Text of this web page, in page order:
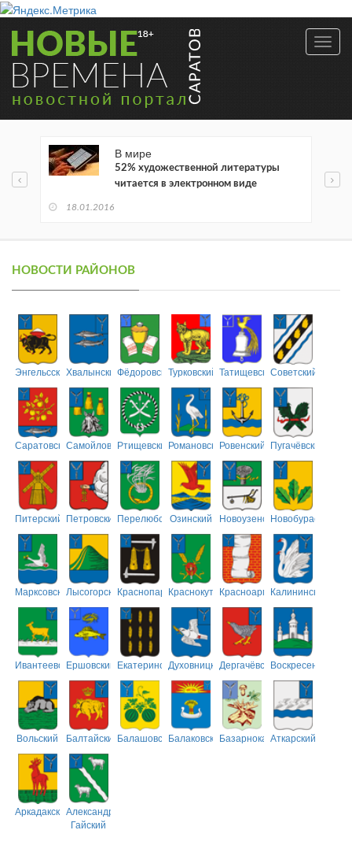
В мире
52% художественной литературы
читается в электронном виде
18.01.2016
НОВОСТИ РАЙОНОВ
ЭнгельсскийХвалынскийФёдоровскийТурковский ТатищевскийСоветский
СаратовскийСамойловскийРтищевскийРомановскийРовенский Пугачёвский
Питерский ПетровскийПерелюбскийОзинский НовоузенскийНовобурасский
МарксовскийЛысогорскийКраснопартизанский
КраснокутскийКрасноармейский
Калининский
ИвантеевскийЕршовский ЕкатериновскийДуховницкийДергачёвскийВоскресенский
Вольский БалтайскийБалашовскийБалаковскийБазарнокарабулакский
Аткарский
АркадакскийАлександрово-
Гайский